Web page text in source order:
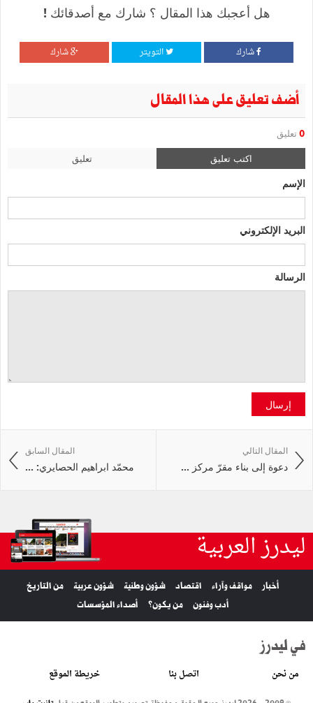
هل أعجبك هذا المقال ؟ شارك مع أصدقائك !
شارك التويتر شارك
أضف تعليق على هذا المقال
0 تعليق
اكتب تعليق تعليق
الإسم
البريد الإلكتروني
الرسالة
إرسال
المقال السابق
محمّد ابراهيم الحصايري: ...
المقال التالي
دعوة إلى بناء مقرّ مركز ...
ليدرز العربية
أخبار مواقف وآراء اقتصاد شؤون وطنية شؤون عربية
من التاريخ
أدب وفنون
من يكون؟ أصداء المؤسسات
في ليدرز
من نحن اتصل بنا خريطة الموقع